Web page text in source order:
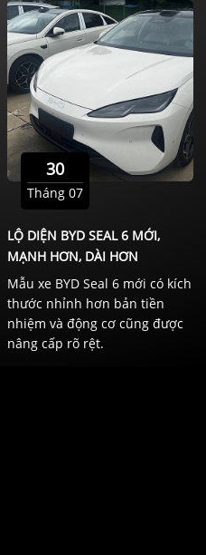
LỘ DIỆN BYD SEAL 6 MỚI,
MẠNH HƠN, DÀI HƠN
Mẫu xe BYD Seal 6 mới có kích
thước nhỉnh hơn bản tiền
nhiệm và động cơ cũng được
nâng cấp rõ rệt.
30
Tháng 07